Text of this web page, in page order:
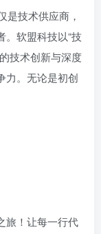
是技术供应商，
。软盟科技以“技
技术创新与深度
力。无论是初创
旅！让每一行代